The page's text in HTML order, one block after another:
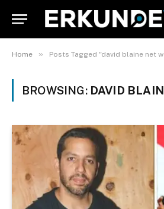
Home » Posts Tagged "david blaine net
BROWSING: DAVID